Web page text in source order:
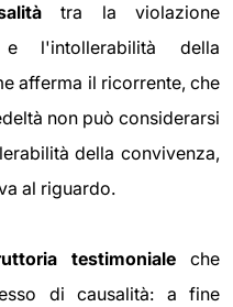
tra la violazione
e l'intollerabilità della
afferma il ricorrente, che
non può considerarsi
della convivenza,
al riguardo.
testimonialeche
di causalità: a fine